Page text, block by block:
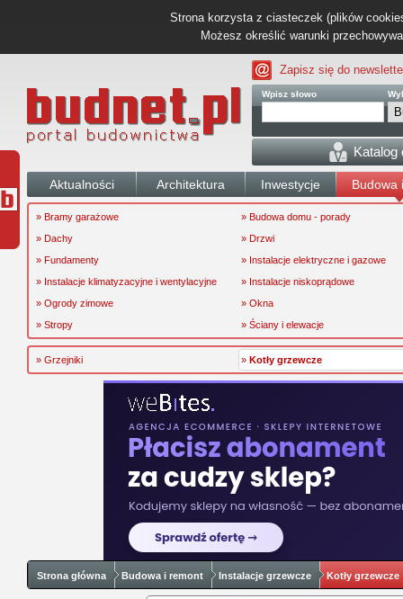
Strona korzysta z ciasteczek (plików
Możesz określić warunki
Zapisz się do
Wpisz słowo
Katalog
Aktualności Architektura Inwestycje Budowa
» Bramy garażowe
» Budowa domu - porady
» Dachy
» Drzwi
» Fundamenty
» Instalacje elektryczne i gazowe
» Instalacje klimatyzacyjne i wentylacyjne
» Instalacje niskoprądowe
» Ogrody zimowe
» Okna
» Stropy
» Ściany i elewacje
» Grzejniki » Kotły grzewcze
Strona główna Budowa i remont Instalacje grzewcze Kotły grzewcze